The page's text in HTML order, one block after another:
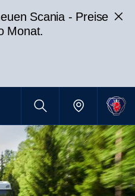
Scania - Preise
Monat.